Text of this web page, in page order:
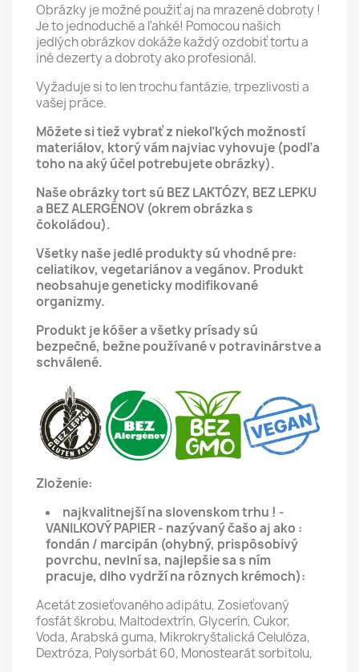
Obrázky je možné použiť aj na mrazené dobroty !
Je to jednoduché a ľahké! Pomocou našich
jedlých obrázkov dokáže každý ozdobiť tortu a
iné dezerty a dobroty ako profesionál.
Vyžaduje si to len trochu fantázie, trpezlivosti a
vašej práce.
Môžete si tiež vybrať z niekoľkých možností
materiálov, ktorý vám najviac vyhovuje (podľa
toho na aký účel potrebujete obrázky).
Naše obrázky tort sú BEZ LAKTÓZY, BEZ LEPKU
a BEZ ALERGÉNOV (okrem obrázka s
čokoládou).
Všetky naše jedlé produkty sú vhodné pre:
celiatikov, vegetariánov a vegánov. Produkt
neobsahuje geneticky modifikované
organizmy.
Produkt je kóšer a všetky prísady sú
bezpečné, bežne používané v potravinárstve a
schválené.
Zloženie:
najkvalitnejší na slovenskom trhu ! -
VANILKOVÝ PAPIER - nazývaný čašo aj ako :
fondán / marcipán (ohybný, prispôsobivý
povrchu, nevlní sa, najlepšie sa s ním
pracuje, dlho vydrží na rôznych krémoch):
Acetát zosieťovaného adipátu, Zosieťovaný
fosfát škrobu, Maltodextrín, Glycerín, Cukor,
Voda, Arabská guma, Mikrokryštalická Celulóza,
Dextróza, Polysorbát 60, Monostearát sorbitolu,